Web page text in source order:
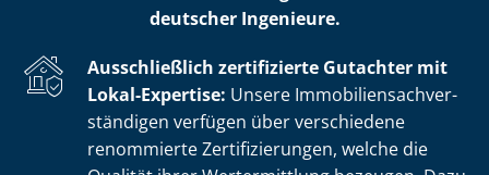
deutscher Ingenieure.
Ausschließlich zertifizierte Gutachter mit
Lokal-Expertise: Unsere Im­mo­bi­li­en­sach­ver­
stän­di­gen verfügen über verschiedene
renommierte Zer­ti­fi­zie­run­gen, welche die